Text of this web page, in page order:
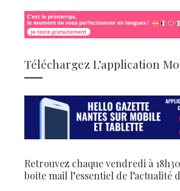
Téléchargez L’application
Retrouvez chaque vendredi à
boite mail l’essentiel de l’actualité